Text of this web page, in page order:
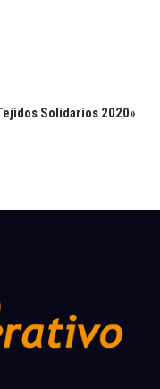
Solidarios 2020»